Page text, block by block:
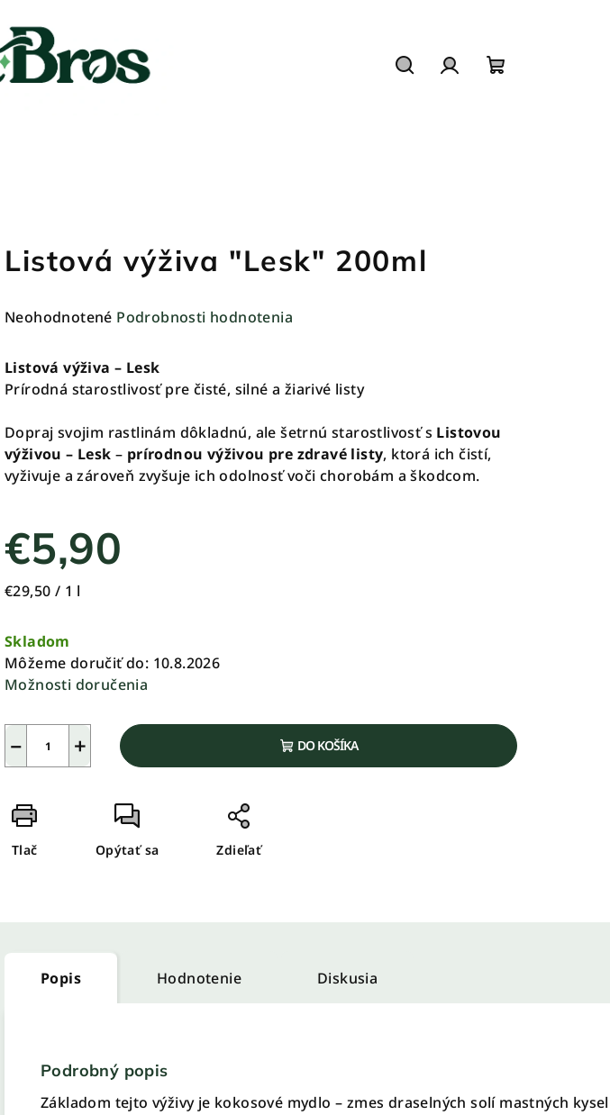
Listová výživa "Lesk" 200ml
Priemerné
produktu
je
z
hviezdičiek.
Neohodnotené Podrobnosti hodnotenia
Listová výživa – Lesk
Prírodná starostlivosť pre čisté, silné a žiarivé listy
Dopraj svojim rastlinám dôkladnú, ale šetrnú starostlivosť s Listovou
výživou – Lesk – prírodnou výživou pre zdravé listy, ktorá ich čistí,
vyživuje a zároveň zvyšuje ich odolnosť voči chorobám a škodcom.
€5,90
Jednotková
€29,50 / 1 l
Skladom
Môžeme doručiť do: 10.8.2026
Možnosti doručenia
+
− DO KOŠÍKA
Tlač Opýtať sa Zdieľať
Popis Hodnotenie Diskusia
Podrobný popis
Základom tejto výživy je kokosové mydlo – zmes draselných solí mastných